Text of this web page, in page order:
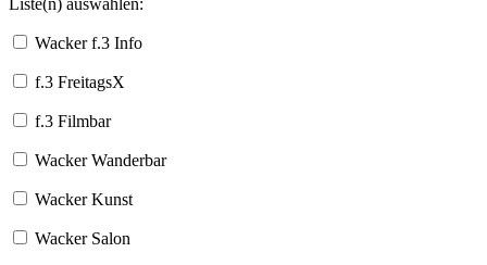
Liste(n) auswählen:
Wacker f.3 Info
f.3 FreitagsX
f.3 Filmbar
Wacker Wanderbar
Wacker Kunst
Wacker Salon